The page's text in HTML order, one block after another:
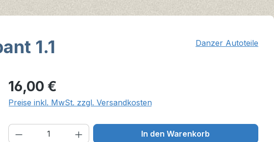
1.1 Danzer Autoteile
Regulärer Preis:
16,00 €
Preise inkl. MwSt. zzgl. Versandkosten
Produkt Anzahl: Gib den gewünschten Wert
In den Warenkorb